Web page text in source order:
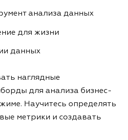
анализа данных
для жизни
данных
наглядные
для анализа бизнес-
Научитесь определять
метрики и создавать